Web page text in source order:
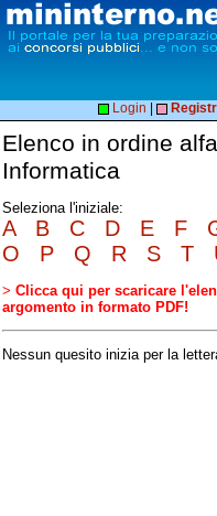
Login
Elenco in ordine
Informatica
Seleziona l'iniziale:
A B C D E F
O
P Q R S T
> Clicca qui per scaricare
argomento in formato PDF!
Nessun quesito inizia per la